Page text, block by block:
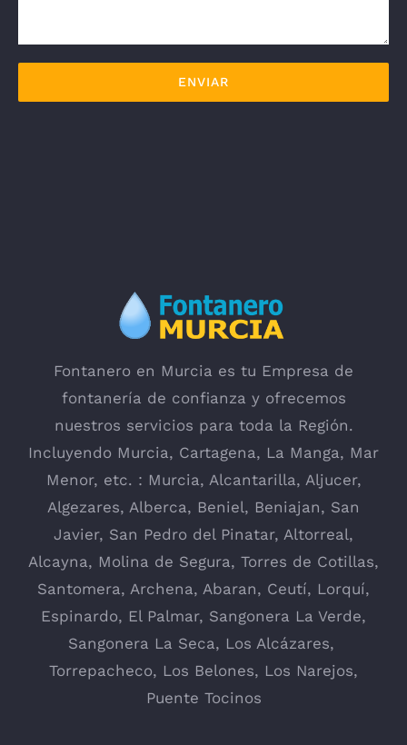
Fontanero en Murcia es tu Empresa de
fontanería de confianza y ofrecemos
nuestros servicios para toda la Región.
Incluyendo Murcia, Cartagena, La Manga, Mar
Menor, etc. : Murcia, Alcantarilla, Aljucer,
Algezares, Alberca, Beniel, Beniajan, San
Javier, San Pedro del Pinatar, Altorreal,
Alcayna, Molina de Segura, Torres de Cotillas,
Santomera, Archena, Abaran, Ceutí, Lorquí,
Espinardo, El Palmar, Sangonera La Verde,
Sangonera La Seca, Los Alcázares,
Torrepacheco, Los Belones, Los Narejos,
Puente Tocinos